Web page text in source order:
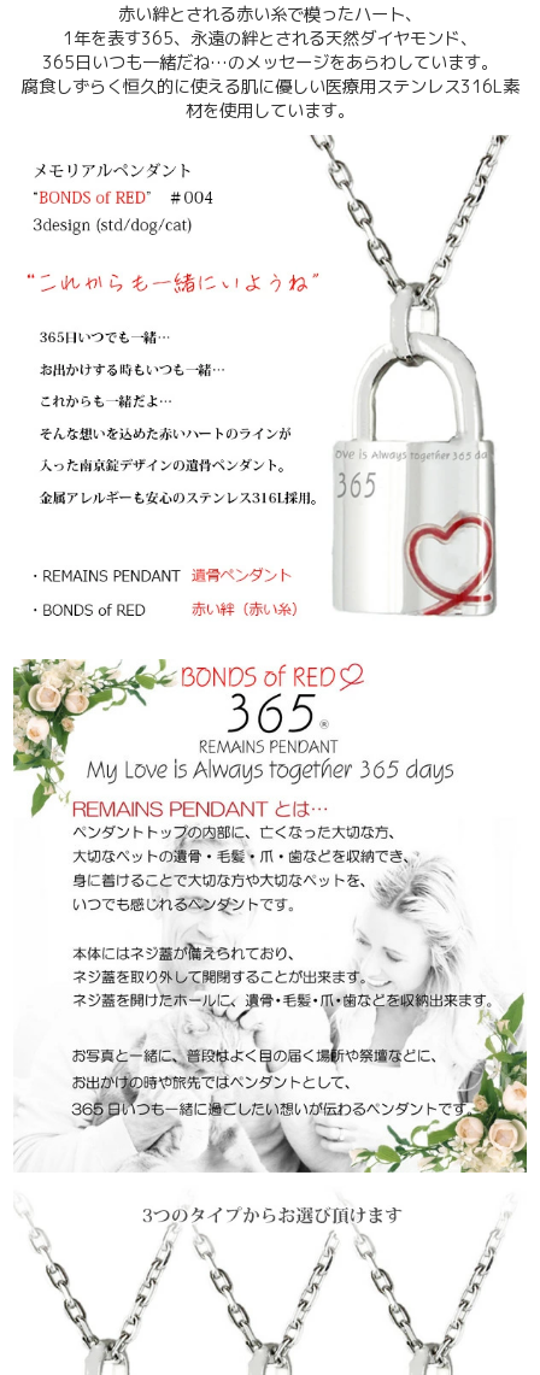
赤い絆とされる赤い糸で模ったハート、
1年を表す365、永遠の絆とされる天然ダイヤモンド、
365日いつも一緒だね…のメッセージをあらわしています。
腐食しずらく恒久的に使える肌に優しい医療用ステンレス316L素
材を使用しています。